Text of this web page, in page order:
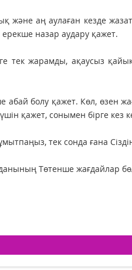
және аң аулаған кезде
ерекше назар аудару қажет.
тек жарамды, ақаусыз
абай болу қажет. Көл, өзен
қажет, сонымен бірге
тек сонда ғана
Төтенше жағдайлар